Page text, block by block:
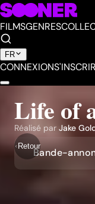
FILMSGENRES
FR
CONNEXION
Retour
Life of
Réalisé par Jake
Bande-